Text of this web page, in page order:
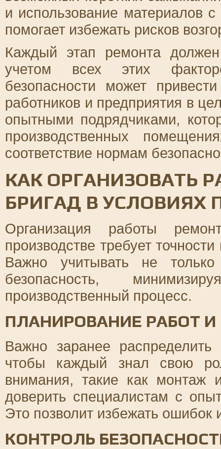
и использование материалов
помогает избежать рисков
Каждый этап ремонта
учетом всех этих
безопасности может
работников и предприятия в
опытными подрядчиками,
производственных
соответствие нормам
КАК ОРГАНИЗОВАТЬ
БРИГАД В УСЛОВИЯХ
Организация работы
производстве требует
Важно учитывать не
безопасность,
производственный процесс.
ПЛАНИРОВАНИЕ РАБОТ
Важно заранее
чтобы каждый знал свою
внимания, такие как монтаж
доверить специалистам с
Это позволит избежать ошибок
КОНТРОЛЬ